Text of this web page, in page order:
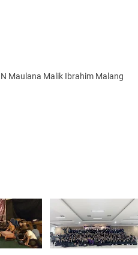
Maulana Malik Ibrahim Malang